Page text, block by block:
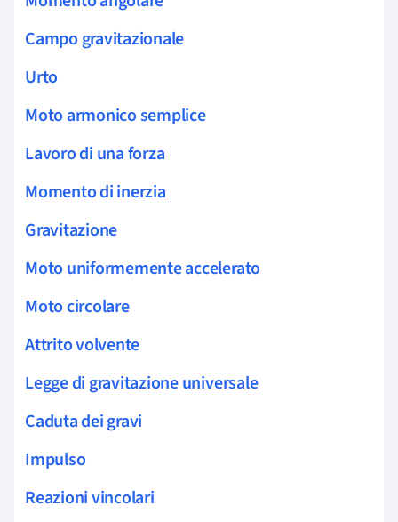
Campo gravitazionale
Urto
Moto armonico semplice
Lavoro di una forza
Momento di inerzia
Gravitazione
Moto uniformemente accelerato
Moto circolare
Attrito volvente
Legge di gravitazione universale
Caduta dei gravi
Impulso
Reazioni vincolari